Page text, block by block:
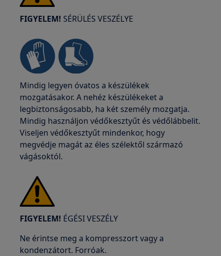
FIGYELEM! SÉRÜLÉS VESZÉLYE
Mindig legyen óvatos a készülékek
mozgatásakor. A nehéz készülékeket a
legbiztonságosabb, ha két személy mozgatja.
Mindig használjon védőkesztyűt és védőlábbelit.
Viseljen védőkesztyűt mindenkor, hogy
megvédje magát az éles szélektől származó
vágásoktól.
FIGYELEM! ÉGÉSI VESZÉLY
Ne érintse meg a kompresszort vagy a
kondenzátort. Forróak.